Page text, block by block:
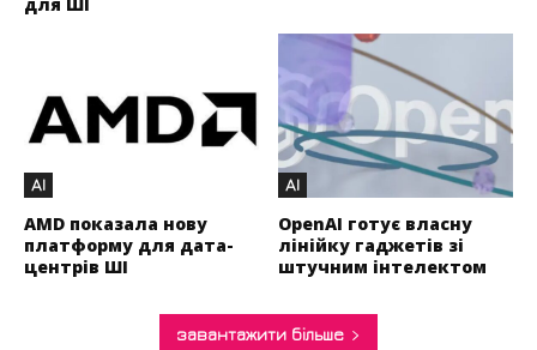
AI
AMD показала нову
платформу для дата-
центрів ШІ
AI
OpenAI готує власну
лінійку гаджетів зі
штучним інтелектом
завантажити більше